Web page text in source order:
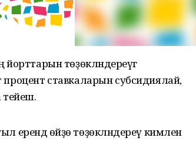
төҙөкләндереүгә
процент ставкаларын субсидиялай,
тейеш.
өйҙө төҙөкләндереү кимәлен